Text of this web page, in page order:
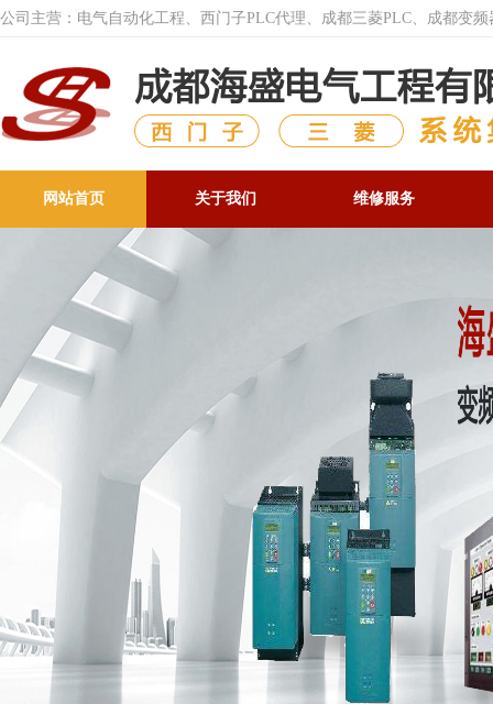
公司主营：电气自动化工程、西门子PLC代理、成都三菱PLC、成都变
网站首页 关于我们 维修服务